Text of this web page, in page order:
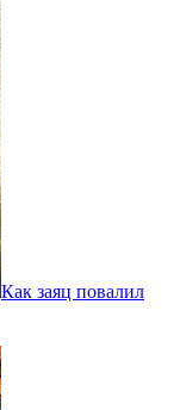
Как заяц повалил